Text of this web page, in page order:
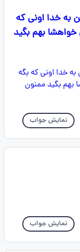
به خدا اونی که
خواهشا بهم بگید
نمایش جواب
نمایش جواب